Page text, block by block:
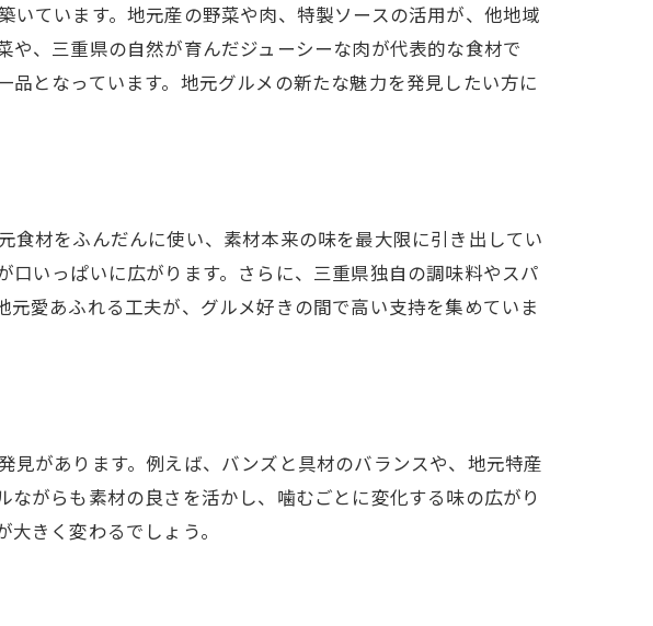
ーガー体験
味を満喫
評判と感想
ーの味の深み
む美味しさ
びのこだわり
ンスを解説
重県の味覚
ーガーの秘密
ー評価のポイント
ています。地元産の野菜や肉、特製ソースの活用が、他地域
、三重県の自然が育んだジューシーな肉が代表的な食材で
となっています。地元グルメの新たな魅力を発見したい方に
材をふんだんに使い、素材本来の味を最大限に引き出してい
いっぱいに広がります。さらに、三重県独自の調味料やスパ
愛あふれる工夫が、グルメ好きの間で高い支持を集めていま
があります。例えば、バンズと具材のバランスや、地元特産
がらも素材の良さを活かし、噛むごとに変化する味の広がり
きく変わるでしょう。